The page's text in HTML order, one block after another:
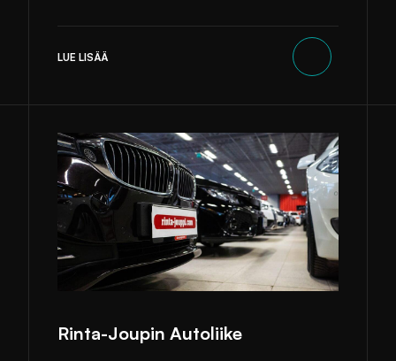
LUE LISÄÄ
Rinta-Joupin Autoliike